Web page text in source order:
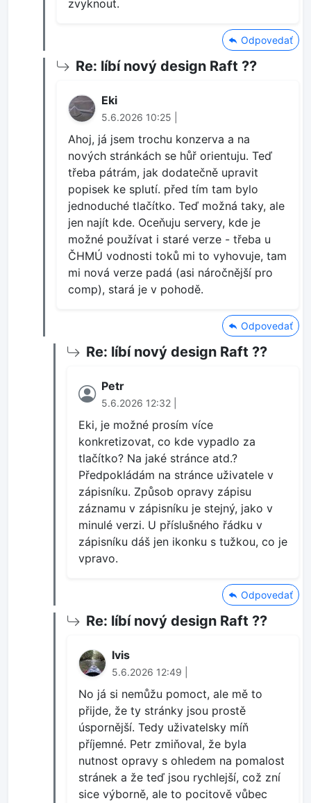
zvyknout.
Odpovedať
Re: líbí nový design Raft ??
Eki
5.6.2026 10:25 |
Ahoj, já jsem trochu konzerva a na
nových stránkách se hůř orientuju. Teď
třeba pátrám, jak dodatečně upravit
popisek ke splutí. před tím tam bylo
jednoduché tlačítko. Teď možná taky, ale
jen najít kde. Oceňuju servery, kde je
možné používat i staré verze - třeba u
ČHMÚ vodnosti toků mi to vyhovuje, tam
mi nová verze padá (asi náročnější pro
comp), stará je v pohodě.
Odpovedať
Re: líbí nový design Raft ??
Petr
5.6.2026 12:32 |
Eki, je možné prosím více
konkretizovat, co kde vypadlo za
tlačítko? Na jaké stránce atd.?
Předpokládám na stránce uživatele v
zápisníku. Způsob opravy zápisu
záznamu v zápisníku je stejný, jako v
minulé verzi. U příslušného řádku v
zápisníku dáš jen ikonku s tužkou, co je
vpravo.
Odpovedať
Re: líbí nový design Raft ??
Ivis
5.6.2026 12:49 |
No já si nemůžu pomoct, ale mě to
přijde, že ty stránky jsou prostě
úspornější. Tedy uživatelsky míň
příjemné. Petr zmiňoval, že byla
nutnost opravy s ohledem na pomalost
stránek a že teď jsou rychlejší, což zní
sice výborně, ale to pocitově vůbec